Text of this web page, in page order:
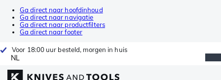
Ga direct naar hoofdinhoud
Ga direct naar navigatie
Ga direct naar productfilters
Ga direct naar footer
Voor 18:00 uur besteld, morgen in huis
NL